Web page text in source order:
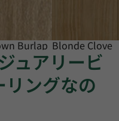
Burlap Blonde Clove
ュアリービ
ングなの